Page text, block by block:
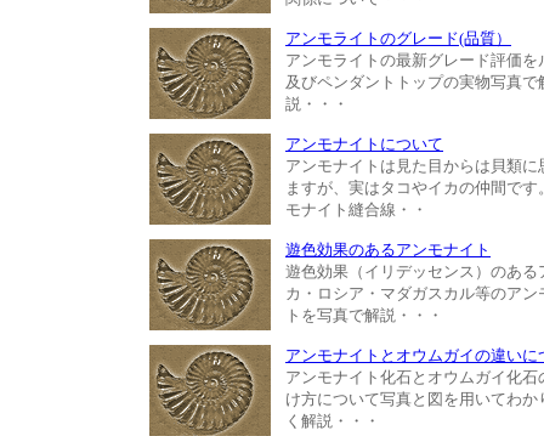
アンモライトのグレード(品質）
アンモライトの最新グレード評価を
及びペンダントトップの実物写真で
説・・・
アンモナイトについて
アンモナイトは見た目からは貝類に
ますが、実はタコやイカの仲間です
モナイト縫合線・・
遊色効果のあるアンモナイト
遊色効果（イリデッセンス）のある
カ・ロシア・マダガスカル等のアン
トを写真で解説・・・
アンモナイトとオウムガイの違いに
アンモナイト化石とオウムガイ化石
け方について写真と図を用いてわか
く解説・・・